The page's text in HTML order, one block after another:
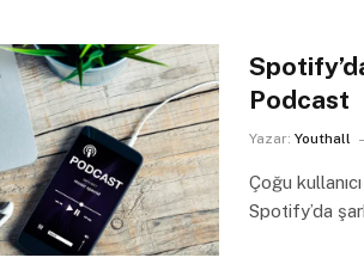
Podcast
Yazar: Youthall
Çoğu
Spotify’da